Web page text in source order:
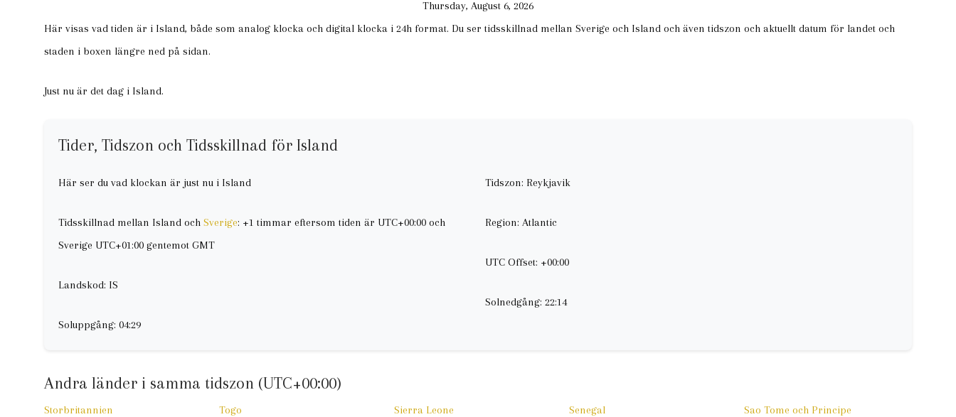
Thursday, August 6, 2026
Här visas vad tiden är i Island, både som analog klocka och digital klocka i 24h format. Du ser tidsskillnad mellan Sverige och Island och även tidszon och aktuellt datum för landet och
staden i boxen längre ned på sidan.
Just nu är det dag i Island.
Tider, Tidszon och Tidsskillnad för Island
Här ser du vad klockan är just nu i Island
Tidsskillnad mellan Island och Sverige: +1 timmar eftersom tiden är UTC+00:00 och
Sverige UTC+01:00 gentemot GMT
Landskod: IS
Soluppgång: 04:29
Tidszon: Reykjavik
Region: Atlantic
UTC Offset: +00:00
Solnedgång: 22:14
Andra länder i samma tidszon (UTC+00:00)
Storbritannien Togo Sierra Leone Senegal Sao Tome och Principe